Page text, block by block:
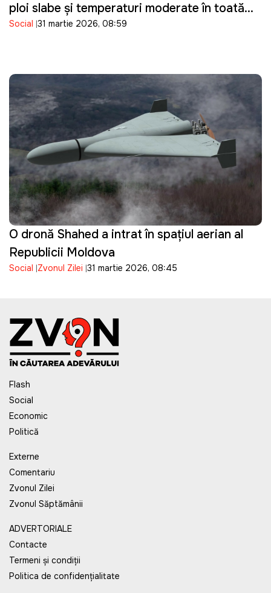
ploi slabe și temperaturi moderate în toată
țara
Social 31 martie 2026, 08:59
O dronă Shahed a intrat în spațiul aerian al
Republicii Moldova
Social Zvonul Zilei 31 martie 2026, 08:45
Flash
Social
Economic
Politică
Externe
Comentariu
Zvonul Zilei
Zvonul Săptămânii
ADVERTORIALE
Contacte
Termeni și condiții
Politica de confidențialitate